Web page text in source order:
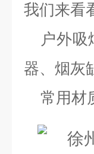
我们来看
户外
器、烟灰
常用材